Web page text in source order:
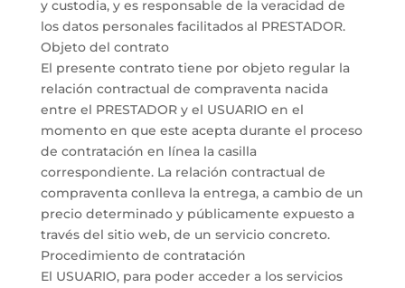
y custodia, y es responsable de la veracidad de
los datos personales facilitados al PRESTADOR.
Objeto del contrato
El presente contrato tiene por objeto regular la
relación contractual de compraventa nacida
entre el PRESTADOR y el USUARIO en el
momento en que este acepta durante el proceso
de contratación en línea la casilla
correspondiente. La relación contractual de
compraventa conlleva la entrega, a cambio de un
precio determinado y públicamente expuesto a
través del sitio web, de un servicio concreto.
Procedimiento de contratación
El USUARIO, para poder acceder a los servicios